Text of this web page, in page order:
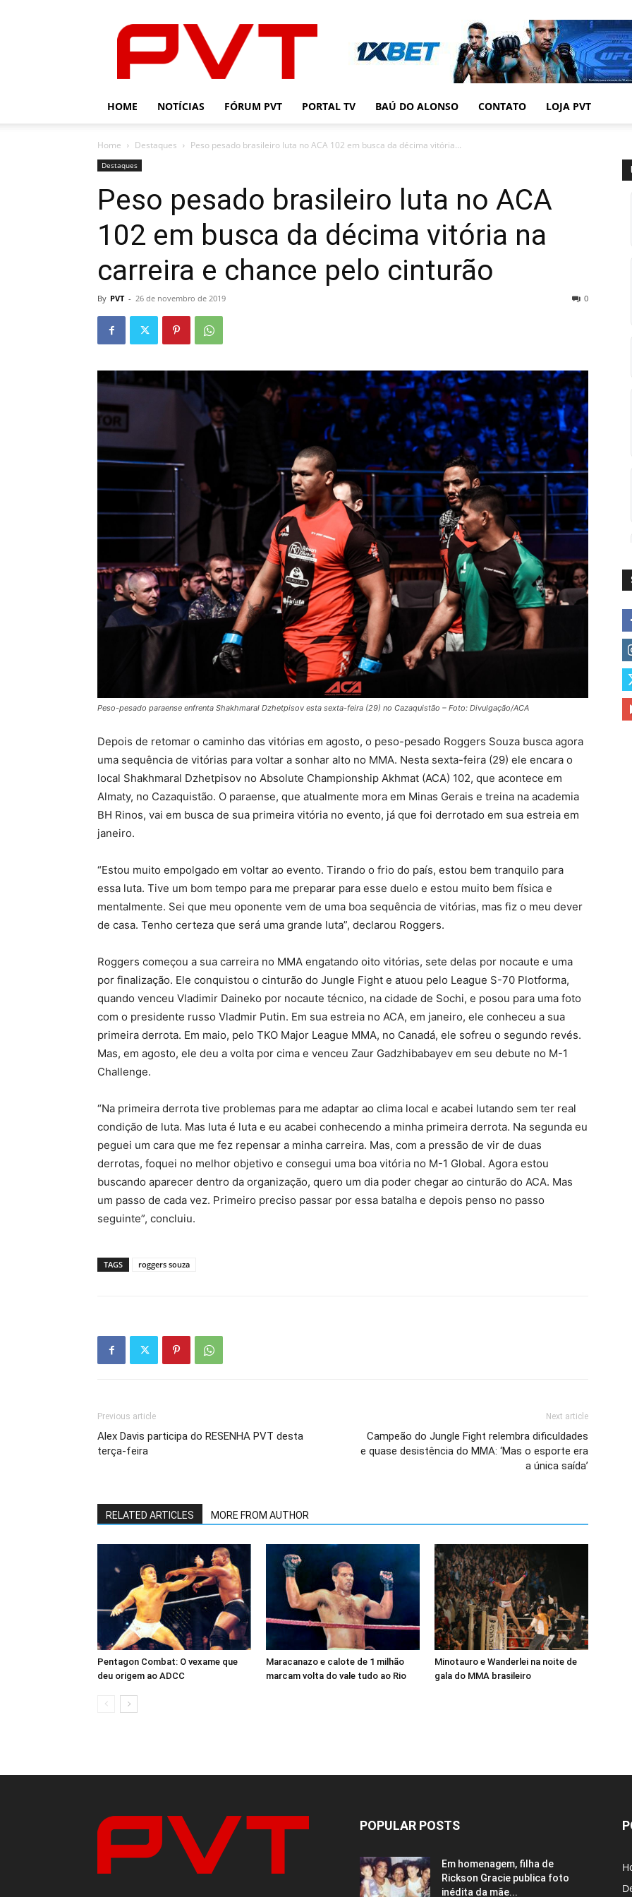
HOME NOTÍCIAS FÓRUM PVT PORTAL TV BAÚ DO ALONSO CONTATO LOJA PVT
Home Destaques Peso pesado brasileiro luta no ACA 102 em busca da décima vitória...
Destaques
Peso pesado brasileiro luta no ACA
102 em busca da décima vitória na
carreira e chance pelo cinturão
By PVT - 26 de novembro de 2019 0
Peso-pesado paraense enfrenta Shakhmaral Dzhetpisov esta sexta-feira (29) no Cazaquistão – Foto: Divulgação/ACA
Depois de retomar o caminho das vitórias em agosto, o peso-pesado Roggers Souza busca agora
uma sequência de vitórias para voltar a sonhar alto no MMA. Nesta sexta-feira (29) ele encara o
local Shakhmaral Dzhetpisov no Absolute Championship Akhmat (ACA) 102, que acontece em
Almaty, no Cazaquistão. O paraense, que atualmente mora em Minas Gerais e treina na academia
BH Rinos, vai em busca de sua primeira vitória no evento, já que foi derrotado em sua estreia em
janeiro.
“Estou muito empolgado em voltar ao evento. Tirando o frio do país, estou bem tranquilo para
essa luta. Tive um bom tempo para me preparar para esse duelo e estou muito bem física e
mentalmente. Sei que meu oponente vem de uma boa sequência de vitórias, mas fiz o meu dever
de casa. Tenho certeza que será uma grande luta”, declarou Roggers.
Roggers começou a sua carreira no MMA engatando oito vitórias, sete delas por nocaute e uma
por finalização. Ele conquistou o cinturão do Jungle Fight e atuou pelo League S-70 Plotforma,
quando venceu Vladimir Daineko por nocaute técnico, na cidade de Sochi, e posou para uma foto
com o presidente russo Vladmir Putin. Em sua estreia no ACA, em janeiro, ele conheceu a sua
primeira derrota. Em maio, pelo TKO Major League MMA, no Canadá, ele sofreu o segundo revés.
Mas, em agosto, ele deu a volta por cima e venceu Zaur Gadzhibabayev em seu debute no M-1
Challenge.
“Na primeira derrota tive problemas para me adaptar ao clima local e acabei lutando sem ter real
condição de luta. Mas luta é luta e eu acabei conhecendo a minha primeira derrota. Na segunda eu
peguei um cara que me fez repensar a minha carreira. Mas, com a pressão de vir de duas
derrotas, foquei no melhor objetivo e consegui uma boa vitória no M-1 Global. Agora estou
buscando aparecer dentro da organização, quero um dia poder chegar ao cinturão do ACA. Mas
um passo de cada vez. Primeiro preciso passar por essa batalha e depois penso no passo
seguinte”, concluiu.
TAGS roggers souza
Previous article
Alex Davis participa do RESENHA PVT desta
terça-feira
Next article
Campeão do Jungle Fight relembra dificuldades
e quase desistência do MMA: ‘Mas o esporte era
a única saída’
RELATED ARTICLES MORE FROM AUTHOR
Pentagon Combat: O vexame que
deu origem ao ADCC
Maracanazo e calote de 1 milhão
marcam volta do vale tudo ao Rio
Minotauro e Wanderlei na noite de
gala do MMA brasileiro
POPULAR POSTS
Em homenagem, filha de
Rickson Gracie publica foto
inédita da mãe...